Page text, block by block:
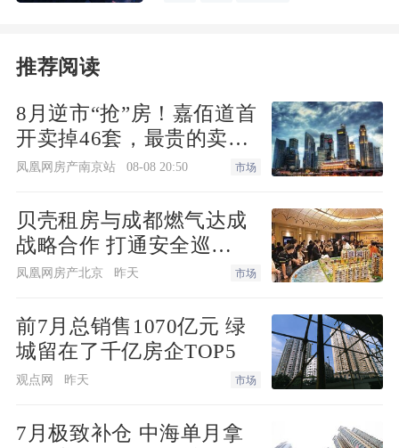
推荐阅读
8月逆市“抢”房！嘉佰道首
开卖掉46套，最贵的卖得
最快！
凤凰网房产南京站 08-08 20:50 市场
贝壳租房与成都燃气达成
战略合作 打通安全巡
检“最后一米”
凤凰网房产北京 昨天 市场
前7月总销售1070亿元 绿
城留在了千亿房企TOP5
观点网 昨天 市场
7月极致补仓 中海单月拿